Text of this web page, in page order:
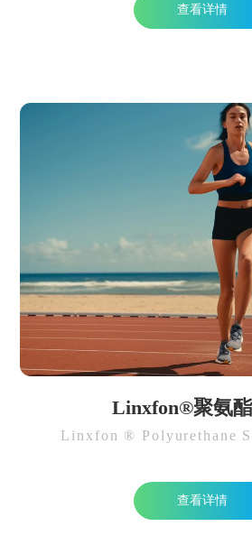
查看详情
Linxfon®聚氨
Linxfon ® Polyurethane
查看详情